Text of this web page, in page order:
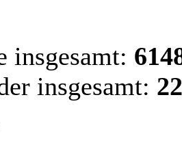
insgesamt:
insgesamt: